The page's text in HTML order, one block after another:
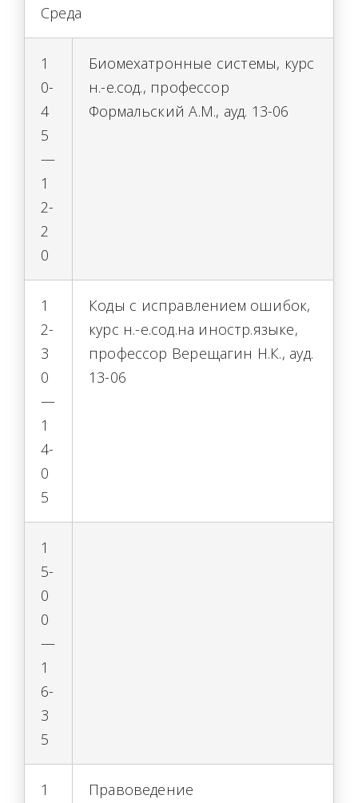
Среда
1
0-
4
5
—
1
2-
2
0
Биомехатронные системы, курс
н.-е.сод., профессор
Формальский А.М., ауд. 13-06
1
2-
3
0
—
1
4-
0
5
Коды с исправлением ошибок,
курс н.-е.сод.на иностр.языке,
профессор Верещагин Н.К., ауд.
13-06
1
5-
0
0
—
1
6-
3
5
1
Правоведение